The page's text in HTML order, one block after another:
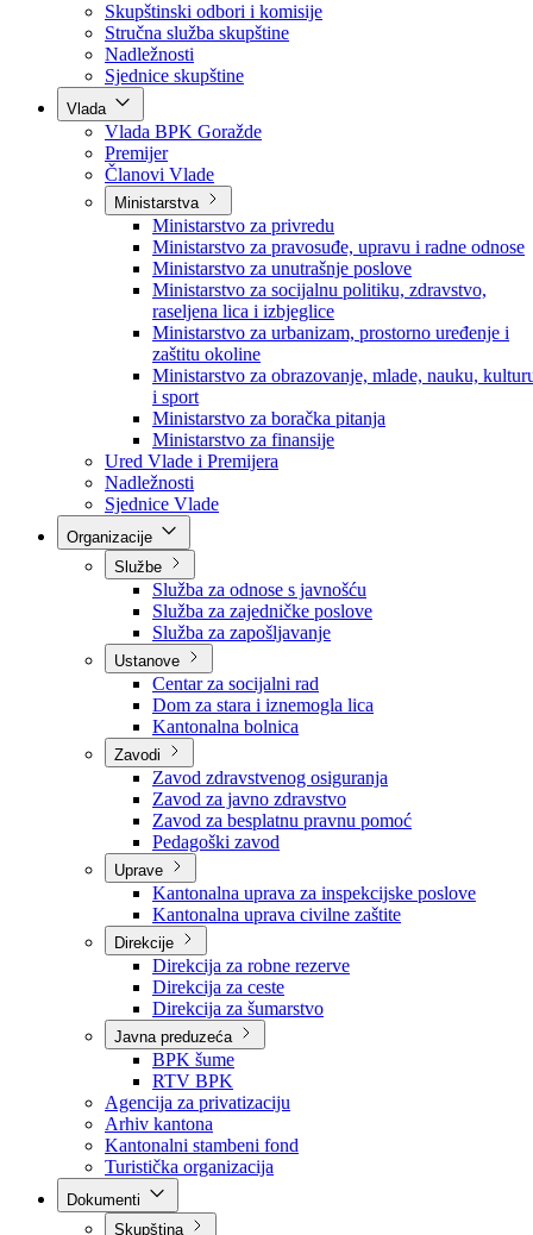
Poslanici po strankama
Poslanici po klubovima naroda
Kolegij skupštine
Skupštinski odbori i komisije
Stručna služba skupštine
Nadležnosti
Sjednice skupštine
Vlada
Vlada BPK Goražde
Premijer
Članovi Vlade
Ministarstva
Ministarstvo za privredu
Ministarstvo za pravosuđe, upravu i radne odnose
Ministarstvo za unutrašnje poslove
Ministarstvo za socijalnu politiku, zdravstvo,
raseljena lica i izbjeglice
Ministarstvo za urbanizam, prostorno uređenje i
zaštitu okoline
Ministarstvo za obrazovanje, mlade, nauku,
i sport
Ministarstvo za boračka pitanja
Ministarstvo za finansije
Ured Vlade i Premijera
Nadležnosti
Sjednice Vlade
Službe
Služba za odnose s javnošću
Služba za zajedničke poslove
Služba za zapošljavanje
Ustanove
Centar za socijalni rad
Dom za stara i iznemogla lica
Kantonalna bolnica
Zavodi
Zavod zdravstvenog osiguranja
Zavod za javno zdravstvo
Zavod za besplatnu pravnu pomoć
Pedagoški zavod
Uprave
Kantonalna uprava za inspekcijske poslove
Kantonalna uprava civilne zaštite
Direkcije
Direkcija za robne rezerve
Direkcija za ceste
Direkcija za šumarstvo
Javna preduzeća
BPK šume
RTV BPK
Agencija za privatizaciju
Arhiv kantona
Kantonalni stambeni fond
Turistička organizacija